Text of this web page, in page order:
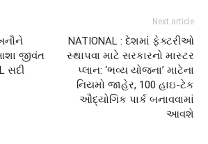
જીવંત
સદી
Next article
NATIONAL : દેશમાં ફેક્ટરીઓ
સ્થાપવા માટે સરકારનો માસ્ટર
પ્લાન: ‘ભવ્ય યોજના’ માટેના
નિયમો જાહેર, 100 હાઇ-ટેક
ઔદ્યોગિક પાર્ક બનાવવામાં
આવશે